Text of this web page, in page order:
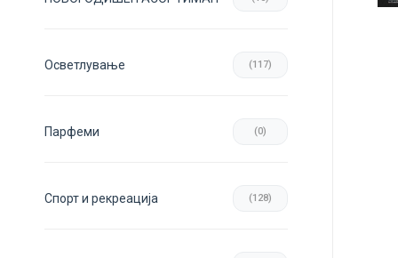
Осветлување (117)
Парфеми (0)
Спорт и рекреација (128)